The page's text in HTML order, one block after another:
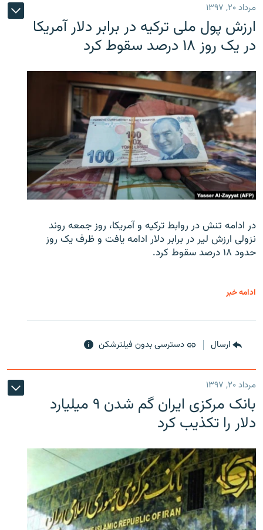
مرداد ۲۰, ۱۳۹۷
ارزش پول ملی ترکیه در برابر دلار آمریکا
در یک روز ۱۸ درصد سقوط کرد
در ادامه تنش در روابط ترکیه و آمریکا، روز جمعه روند
نزولی ارزش لیر در برابر دلار ادامه یافت و ظرف یک روز
حدود ۱۸ درصد سقوط کرد.
ادامه خبر
ارسال دسترسی بدون فیلترشکن
مرداد ۲۰, ۱۳۹۷
بانک مرکزی ایران گم شدن ۹ میلیارد
دلار را تکذیب کرد